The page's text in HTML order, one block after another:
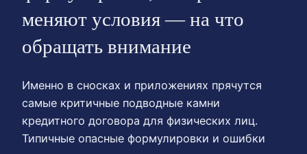
меняют условия — на что
обращать внимание
Именно в сносках и приложениях прячутся
самые критичные подводные камни
кредитного договора для физических лиц.
Типичные опасные формулировки и ошибки